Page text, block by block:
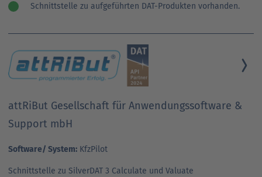
Schnittstelle zu aufgeführten DAT-Produkten vorhanden.
attRiBut Gesellschaft für Anwendungssoftware &
Support mbH
Software/ System: KfzPilot
Schnittstelle zu SilverDAT 3 Calculate und Valuate